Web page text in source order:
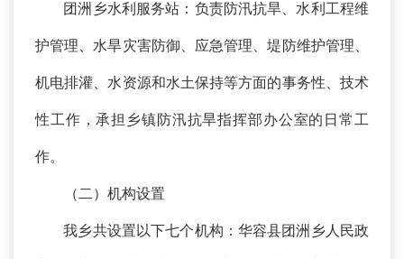
团洲乡水利服务站：负责防汛抗旱、水利工程维
护管理、水旱灾害防御、应急管理、堤防维护管理、
机电排灌、水资源和水土保持等方面的事务性、技术
性工作，承担乡镇防汛抗旱指挥部办公室的日常工
作。
（二）机构设置
我乡共设置以下七个机构：华容县团洲乡人民政